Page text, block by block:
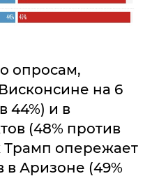
опросам,
на 6
44%) и в
(48% против
Трамп опережает
в Аризоне (49%